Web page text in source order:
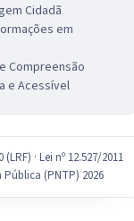
Cidadã
em
Compreensão
e Acessível
· Lei nº 12.527/2011
(PNTP) 2026